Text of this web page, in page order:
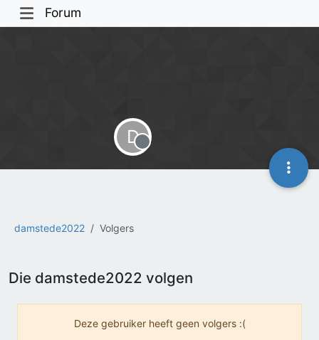
Forum
damstede2022 Volgers
D
Offline
Die damstede2022 volgen
Deze gebruiker heeft geen volgers :(